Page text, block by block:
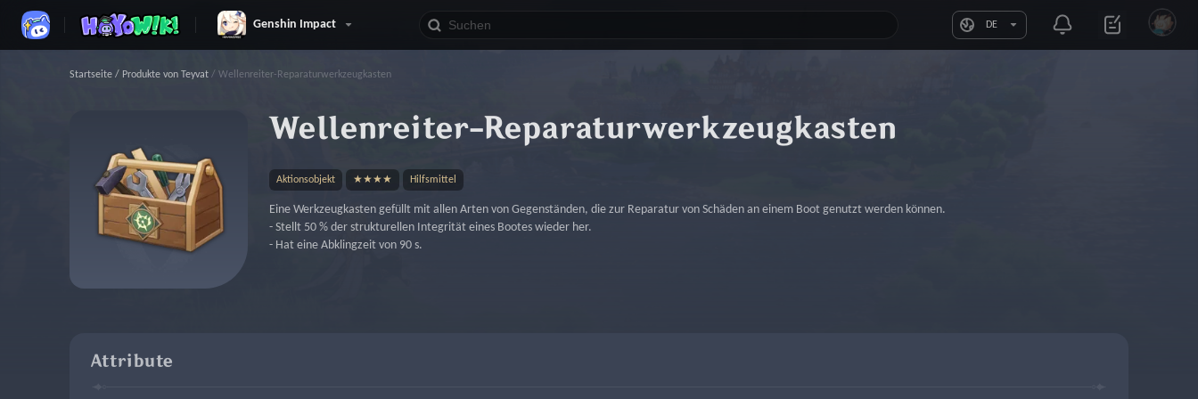
Genshin Impact DE
Startseite / Produkte von Teyvat / Wellenreiter-Reparaturwerkzeugkasten
Wellenreiter-Reparaturwerkzeugkasten
Aktionsobjekt ★★★★ Hilfsmittel
Eine Werkzeugkasten gefüllt mit allen Arten von Gegenständen, die zur Reparatur von Schäden an einem Boot genutzt werden können.
- Stellt 50 % der strukturellen Integrität eines Bootes wieder her.
- Hat eine Abklingzeit von 90 s.
Attribute